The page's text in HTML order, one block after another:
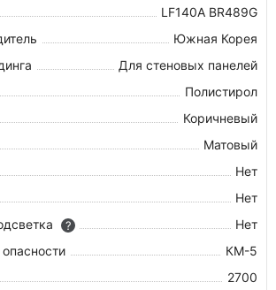
LF140A BR489G
Южная Корея
Для стеновых панелей
Полистирол
Коричневый
Матовый
Нет
Нет
?
Нет
КМ-5
2700